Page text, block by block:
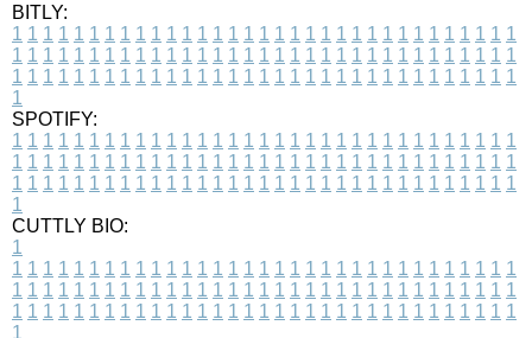
BITLY:
1 1 1 1 1 1 1 1 1 1 1 1 1 1 1 1 1 1 1 1 1 1 1 1 1 1 1 1 1 1 1 1 1
1 1 1 1 1 1 1 1 1 1 1 1 1 1 1 1 1 1 1 1 1 1 1 1 1 1 1 1 1 1 1 1 1
1 1 1 1 1 1 1 1 1 1 1 1 1 1 1 1 1 1 1 1 1 1 1 1 1 1 1 1 1 1 1 1 1
1
SPOTIFY:
1 1 1 1 1 1 1 1 1 1 1 1 1 1 1 1 1 1 1 1 1 1 1 1 1 1 1 1 1 1 1 1 1
1 1 1 1 1 1 1 1 1 1 1 1 1 1 1 1 1 1 1 1 1 1 1 1 1 1 1 1 1 1 1 1 1
1 1 1 1 1 1 1 1 1 1 1 1 1 1 1 1 1 1 1 1 1 1 1 1 1 1 1 1 1 1 1 1 1
1
CUTTLY BIO:
1
1 1 1 1 1 1 1 1 1 1 1 1 1 1 1 1 1 1 1 1 1 1 1 1 1 1 1 1 1 1 1 1 1
1 1 1 1 1 1 1 1 1 1 1 1 1 1 1 1 1 1 1 1 1 1 1 1 1 1 1 1 1 1 1 1 1
1 1 1 1 1 1 1 1 1 1 1 1 1 1 1 1 1 1 1 1 1 1 1 1 1 1 1 1 1 1 1 1 1
1